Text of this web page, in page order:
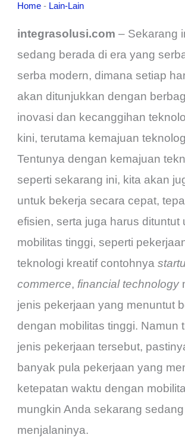
Home - Lain-Lain
integrasolusi.com– Sekarang
sedang berada di era yang
serba modern, dimana setiap
akan ditunjukkan dengan
inovasi dan kecanggihan
kini, terutama kemajuan
Tentunya dengan kemajuan
seperti sekarang ini, kita akan
untuk bekerja secara cepat,
efisien, serta juga harus dituntut
mobilitas tinggi, seperti
teknologi kreatif contohnya
commerce, financial technology
jenis pekerjaan yang menuntut
dengan mobilitas tinggi. Namun
jenis pekerjaan tersebut,
banyak pula pekerjaan yang
ketepatan waktu dengan
mungkin Anda sekarang sedang
menjalaninya.